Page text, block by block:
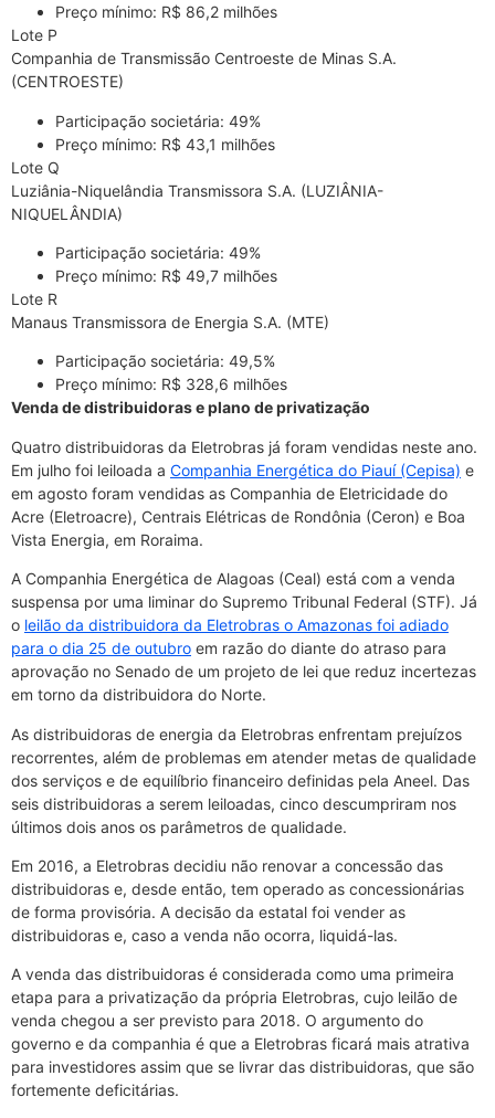
Preço mínimo: R$ 86,2 milhões
Lote P
Companhia de Transmissão Centroeste de Minas S.A.
(CENTROESTE)
Participação societária: 49%
Preço mínimo: R$ 43,1 milhões
Lote Q
Luziânia-Niquelândia Transmissora S.A. (LUZIÂNIA-
NIQUELÂNDIA)
Participação societária: 49%
Preço mínimo: R$ 49,7 milhões
Lote R
Manaus Transmissora de Energia S.A. (MTE)
Participação societária: 49,5%
Preço mínimo: R$ 328,6 milhões
Venda de distribuidoras e plano de privatização
Quatro distribuidoras da Eletrobras já foram vendidas neste ano.
Em julho foi leiloada a Companhia Energética do Piauí (Cepisa) e
em agosto foram vendidas as Companhia de Eletricidade do
Acre (Eletroacre), Centrais Elétricas de Rondônia (Ceron) e Boa
Vista Energia, em Roraima.
A Companhia Energética de Alagoas (Ceal) está com a venda
suspensa por uma liminar do Supremo Tribunal Federal (STF). Já
o leilão da distribuidora da Eletrobras o Amazonas foi adiado
para o dia 25 de outubro em razão do diante do atraso para
aprovação no Senado de um projeto de lei que reduz incertezas
em torno da distribuidora do Norte.
As distribuidoras de energia da Eletrobras enfrentam prejuízos
recorrentes, além de problemas em atender metas de qualidade
dos serviços e de equilíbrio financeiro definidas pela Aneel. Das
seis distribuidoras a serem leiloadas, cinco descumpriram nos
últimos dois anos os parâmetros de qualidade.
Em 2016, a Eletrobras decidiu não renovar a concessão das
distribuidoras e, desde então, tem operado as concessionárias
de forma provisória. A decisão da estatal foi vender as
distribuidoras e, caso a venda não ocorra, liquidá-las.
A venda das distribuidoras é considerada como uma primeira
etapa para a privatização da própria Eletrobras, cujo leilão de
venda chegou a ser previsto para 2018. O argumento do
governo e da companhia é que a Eletrobras ficará mais atrativa
para investidores assim que se livrar das distribuidoras, que são
fortemente deficitárias.